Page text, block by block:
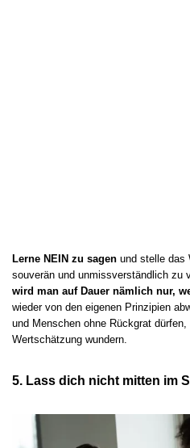
Lerne NEIN zu sagen und stelle das
souverän und unmissverständlich zu
wird man auf Dauer nämlich nur,
wieder von den eigenen Prinzipien
und Menschen ohne Rückgrat
Wertschätzung wundern.
5. Lass dich nicht mitten im